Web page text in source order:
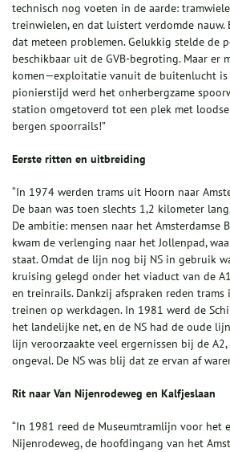
technisch nog voeten in de aarde:
treinwielen, en dat luistert verdomde
dat meteen problemen. Gelukkig stelde de
beschikbaar uit de GVB-begroting. Maar er
komen—exploitatie vanuit de buitenlucht is
pionierstijd werd het onherbergzame
station omgetoverd tot een plek met
bergen spoorrails!”
Eerste ritten en uitbreiding
“In 1974 werden trams uit Hoorn naar
De baan was toen slechts 1,2 kilometer
De ambitie: mensen naar het Amsterdamse
kwam de verlenging naar het Jollenpad,
staat. Omdat de lijn nog bij NS in gebruik
kruising gelegd onder het viaduct van de
en treinrails. Dankzij afspraken reden trams
treinen op werkdagen. In 1981 werd de
het landelijke net, en de NS had de oude
lijn veroorzaakte veel ergernissen bij de
ongeval. De NS was blij dat ze ervan af
Rit naar Van Nijenrodeweg en Kalfjeslaan
“In 1981 reed de Museumtramlijn voor het
Nijenrodeweg, de hoofdingang van het